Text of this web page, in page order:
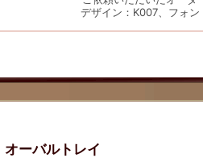
デザイン：K007、フォン
オーバルトレイ